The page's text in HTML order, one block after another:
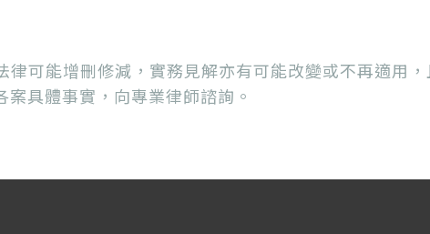
可能增刪修減，實務見解亦有可能改變或不再適用
具體事實，向專業律師諮詢。